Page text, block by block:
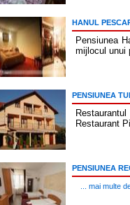
HANUL
Pensiunea
mijlocul unui
PENSIUNEA
Restaurant
PENSIUNEA
... mai multe